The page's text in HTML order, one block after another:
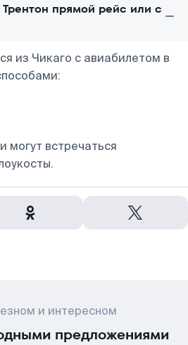
прямой рейс или с
из Чикаго с авиабилетом в
могут встречаться
и интересном
предложениями